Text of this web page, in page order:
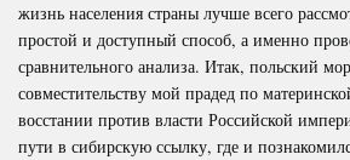
жизнь населения страны лучше всего
простой и доступный способ, а именно
сравнительного анализа. Итак, польский
совместительству мой прадед по
восстании против власти Российской
пути в сибирскую ссылку, где и